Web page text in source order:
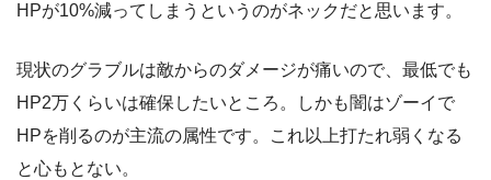
HPが10%減ってしまうというのがネックだと思います。
現状のグラブルは敵からのダメージが痛いので、最低でも
HP2万くらいは確保したいところ。しかも闇はゾーイで
HPを削るのが主流の属性です。これ以上打たれ弱くなる
と心もとない。